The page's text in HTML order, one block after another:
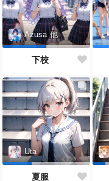
Azusa 他
下校
Uta
夏服